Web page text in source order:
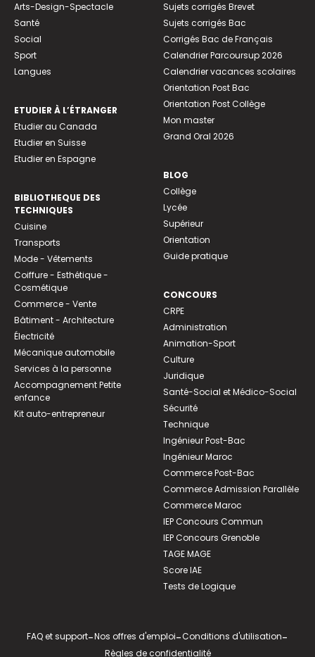
Arts-Design-Spectacle
Santé
Social
Sport
Langues
ETUDIER À L’ÉTRANGER
Etudier au Canada
Etudier en Suisse
Etudier en Espagne
BIBLIOTHEQUE DES
TECHNIQUES
Cuisine
Transports
Mode - Vêtements
Coiffure - Esthétique -
Cosmétique
Commerce - Vente
Bâtiment - Architecture
Électricité
Mécanique automobile
Services à la personne
Accompagnement Petite
enfance
Kit auto-entrepreneur
Sujets corrigés Brevet
Sujets corrigés Bac
Corrigés Bac de Français
Calendrier Parcoursup 2026
Calendrier vacances scolaires
Orientation Post Bac
Orientation Post Collège
Mon master
Grand Oral 2026
BLOG
Collège
Lycée
Supérieur
Orientation
Guide pratique
CONCOURS
CRPE
Administration
Animation-Sport
Culture
Juridique
Santé-Social et Médico-Social
Sécurité
Technique
Ingénieur Post-Bac
Ingénieur Maroc
Commerce Post-Bac
Commerce Admission Parallèle
Commerce Maroc
IEP Concours Commun
IEP Concours Grenoble
TAGE MAGE
Score IAE
Tests de Logique
FAQ et support-Nos offres d'emploi-Conditions d'utilisation-
Règles de confidentialité